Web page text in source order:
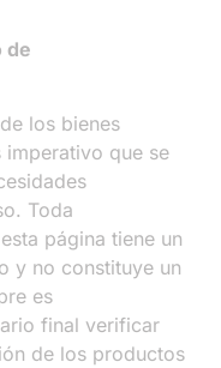
de
los bienes
imperativo que se
Toda
página tiene un
y no constituye un
es
final verificar
de los productos